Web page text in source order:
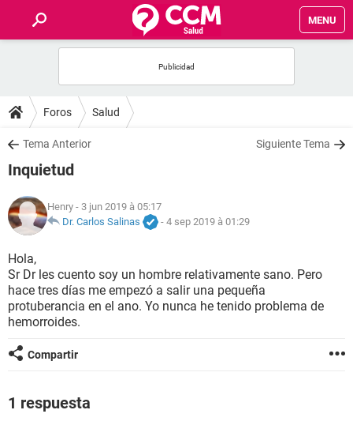
MENU
FORUMS
SALUD
FAMILIA
NUTRICIÓN
BIENESTAR
SEXUALIDAD
GLOSARIO
Foros Salud
Tema Anterior Siguiente Tema
Inquietud
Henry - 3 jun 2019 à 05:17
Dr. Carlos Salinas
- 4 sep 2019 à 01:29
Hola,
Sr Dr les cuento soy un hombre relativamente sano. Pero
hace tres días me empezó a salir una pequeña
protuberancia en el ano. Yo nunca he tenido problema de
hemorroides.
Compartir
1 respuesta